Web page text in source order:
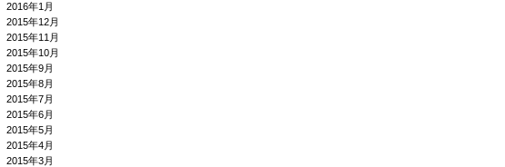
2016年1月
2015年12月
2015年11月
2015年10月
2015年9月
2015年8月
2015年7月
2015年6月
2015年5月
2015年4月
2015年3月